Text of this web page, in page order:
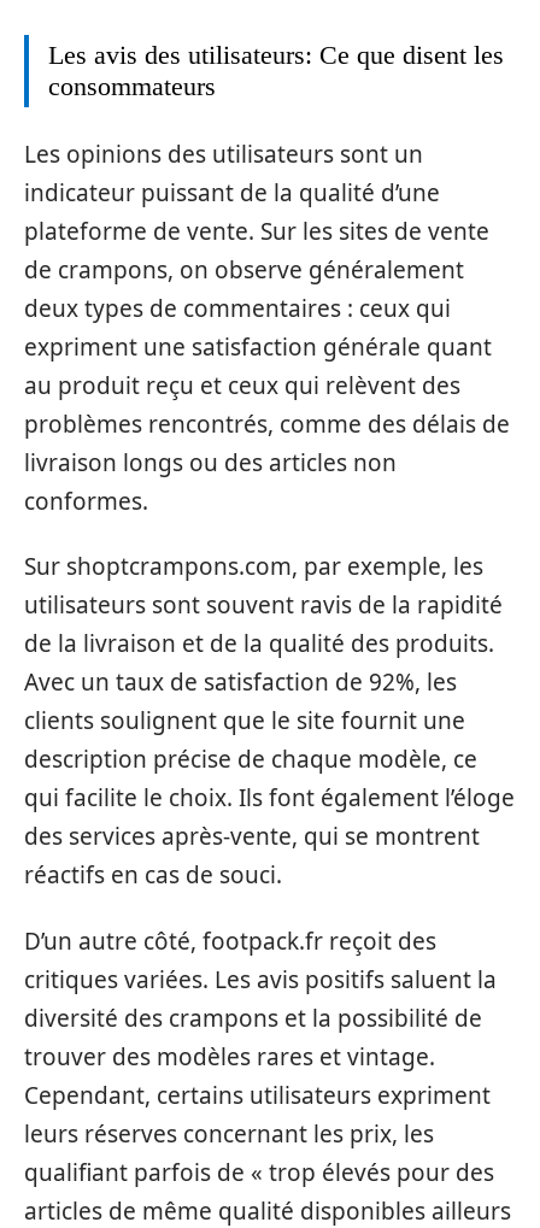
Les avis des utilisateurs: Ce que disent les
consommateurs
Les opinions des utilisateurs sont un
indicateur puissant de la qualité d’une
plateforme de vente. Sur les sites de vente
de crampons, on observe généralement
deux types de commentaires : ceux qui
expriment une satisfaction générale quant
au produit reçu et ceux qui relèvent des
problèmes rencontrés, comme des délais de
livraison longs ou des articles non
conformes.
Sur shoptcrampons.com, par exemple, les
utilisateurs sont souvent ravis de la rapidité
de la livraison et de la qualité des produits.
Avec un taux de satisfaction de 92%, les
clients soulignent que le site fournit une
description précise de chaque modèle, ce
qui facilite le choix. Ils font également l’éloge
des services après-vente, qui se montrent
réactifs en cas de souci.
D’un autre côté, footpack.fr reçoit des
critiques variées. Les avis positifs saluent la
diversité des crampons et la possibilité de
trouver des modèles rares et vintage.
Cependant, certains utilisateurs expriment
leurs réserves concernant les prix, les
qualifiant parfois de « trop élevés pour des
articles de même qualité disponibles ailleurs